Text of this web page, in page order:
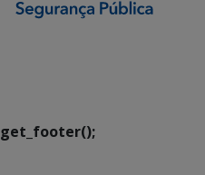
get_footer();